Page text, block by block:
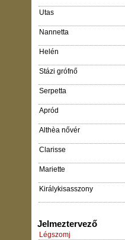
Utas
Nannetta
Helén
Stázi grófnő
Serpetta
Apród
Althèa nővér
Clarisse
Mariette
Királykisasszony
Jelmeztervező
Légszomj